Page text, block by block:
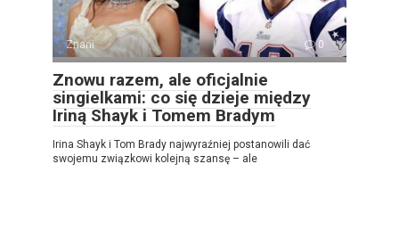
Znani 0
Znowu razem, ale oficjalnie
singielkami: co się dzieje między
Iriną Shayk i Tomem Bradym
Irina Shayk i Tom Brady najwyraźniej postanowili dać
swojemu związkowi kolejną szansę – ale